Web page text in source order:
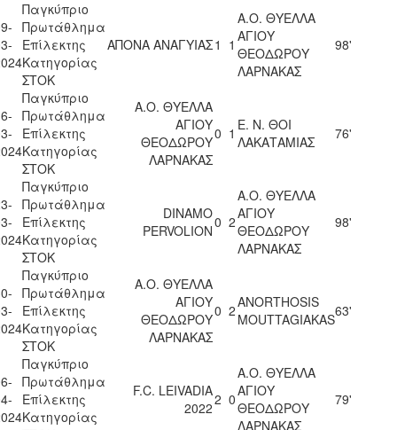
Παγκύπριο
Πρωτάθλημα
Επίλεκτης
Κατηγορίας
ΣΤΟΚ
ΑΠΟΝΑ ΑΝΑΓΥΙΑΣ1 1
Α.Ο. ΘΥΕΛΛΑ
ΑΓΙΟΥ
ΘΕΟΔΩΡΟΥ
ΛΑΡΝΑΚΑΣ
98'
Παγκύπριο
Πρωτάθλημα
Επίλεκτης
Κατηγορίας
ΣΤΟΚ
Α.Ο. ΘΥΕΛΛΑ
ΑΓΙΟΥ
ΘΕΟΔΩΡΟΥ
ΛΑΡΝΑΚΑΣ
0 1 Ε. Ν. ΘΟΙ
ΛΑΚΑΤΑΜΙΑΣ
76'
Παγκύπριο
Πρωτάθλημα
Επίλεκτης
Κατηγορίας
ΣΤΟΚ
DINAMO
PERVOLION0 2
Α.Ο. ΘΥΕΛΛΑ
ΑΓΙΟΥ
ΘΕΟΔΩΡΟΥ
ΛΑΡΝΑΚΑΣ
98'
Παγκύπριο
Πρωτάθλημα
Επίλεκτης
Κατηγορίας
ΣΤΟΚ
Α.Ο. ΘΥΕΛΛΑ
ΑΓΙΟΥ
ΘΕΟΔΩΡΟΥ
ΛΑΡΝΑΚΑΣ
0 2ANORTHOSIS
MOUTTAGIAKAS63'
Παγκύπριο
Πρωτάθλημα
Επίλεκτης
Κατηγορίας
F.C. LEIVADIA
20222 0
Α.Ο. ΘΥΕΛΛΑ
ΑΓΙΟΥ
ΘΕΟΔΩΡΟΥ
ΛΑΡΝΑΚΑΣ
79'